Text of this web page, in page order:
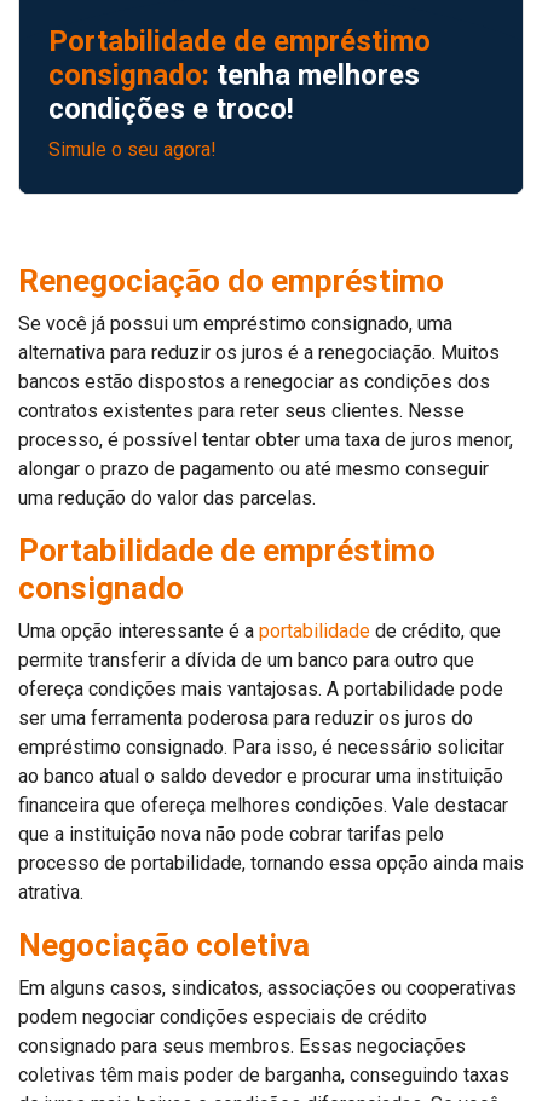
Portabilidade de empréstimo
consignado: tenha melhores
condições e troco!
Simule o seu agora!
Renegociação do empréstimo
Se você já possui um empréstimo consignado, uma
alternativa para reduzir os juros é a renegociação. Muitos
bancos estão dispostos a renegociar as condições dos
contratos existentes para reter seus clientes. Nesse
processo, é possível tentar obter uma taxa de juros menor,
alongar o prazo de pagamento ou até mesmo conseguir
uma redução do valor das parcelas.
Portabilidade de empréstimo
consignado
Uma opção interessante é a portabilidade de crédito, que
permite transferir a dívida de um banco para outro que
ofereça condições mais vantajosas. A portabilidade pode
ser uma ferramenta poderosa para reduzir os juros do
empréstimo consignado. Para isso, é necessário solicitar
ao banco atual o saldo devedor e procurar uma instituição
financeira que ofereça melhores condições. Vale destacar
que a instituição nova não pode cobrar tarifas pelo
processo de portabilidade, tornando essa opção ainda mais
atrativa.
Negociação coletiva
Em alguns casos, sindicatos, associações ou cooperativas
podem negociar condições especiais de crédito
consignado para seus membros. Essas negociações
coletivas têm mais poder de barganha, conseguindo taxas